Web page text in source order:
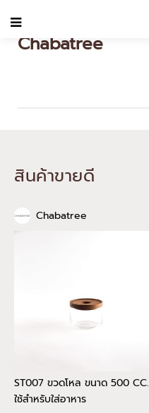
Chabatree
สินค้าขายดี
Chabatree
ST007 ขวดโหล ขนาด 500 CC.
ใช้สำหรับใส่อาหาร